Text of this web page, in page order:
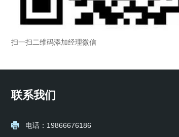
扫一扫二维码添加经理微信
联系我们
电话：19866676186